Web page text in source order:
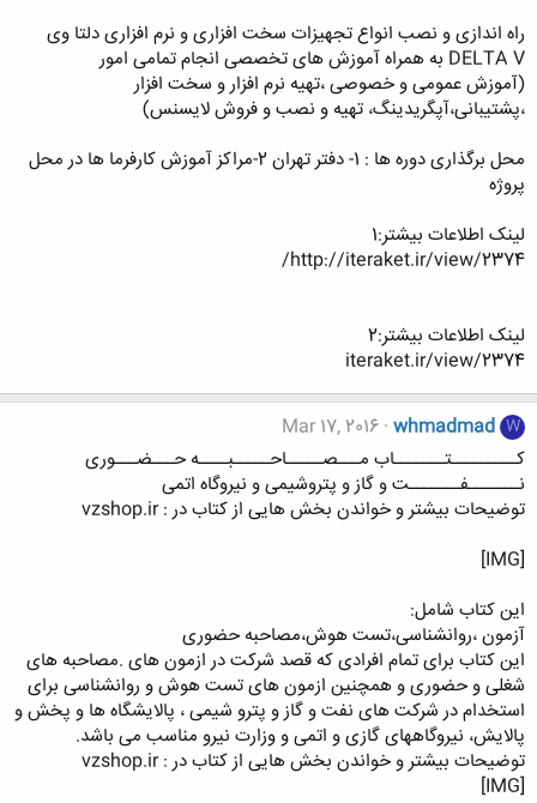
راه اندازی و نصب انواع تجهیزات سخت افزاری و نرم افزاری دلتا وی
DELTA V به همراه آموزش های تخصصی انجام تمامی امور
(آموزش عمومی و خصوصی ،تهیه نرم افزار و سخت افزار
،پشتیبانی،آپگریدینگ، تهیه و نصب و فروش لایسنس)
محل برگذاری دوره ها : 1- دفتر تهران 2-مراکز آموزش کارفرما ها در محل
پروژه
لینک اطلاعات بیشتر:1
http://iteraket.ir/view/2374/
لینک اطلاعات بیشتر:2
iteraket.ir/view/2374
W
whmadmad
Mar 17, 2016
کـــــــــتـــــــاب مـــصـــــاحـــــبــــه حـــضـــوری
نـــــــفـــــــت و گاز و پتروشیمی و نیروگاه اتمی
توضیحات بیشتر و خواندن بخش هایی از کتاب در : vzshop.ir
[IMG]
این کتاب شامل:
آزمون ،روانشناسی،تست هوش،مصاحبه حضوری
این کتاب برای تمام افرادی که قصد شرکت در ازمون های .مصاحبه های
شغلی و حضوری و همچنین ازمون های تست هوش و روانشناسی برای
استخدام در شرکت های نفت و گاز و پترو شیمی ، پالایشگاه ها و پخش و
پالایش، نیروگاههای گازی و اتمی و وزارت نیرو مناسب می باشد.
توضیحات بیشتر و خواندن بخش هایی از کتاب در : vzshop.ir
[IMG]